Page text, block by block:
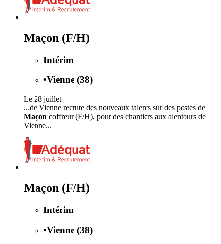
Maçon (F/H)
Intérim
•Vienne (38)
Le 28 juillet
...de Vienne recrute des nouveaux talents sur des postes de
Maçon coffreur (F/H), pour des chantiers aux alentours de
Vienne...
Maçon (F/H)
Intérim
•Vienne (38)